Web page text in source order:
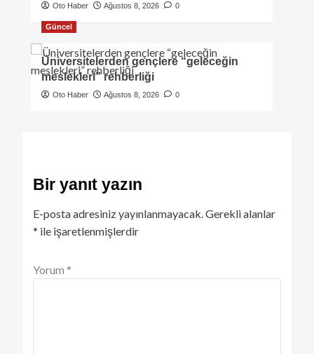
Oto Haber Ağustos 8, 2026 0
Güncel
Üniversitelerden gençlere “geleceğin
meslekleri” rehberliği
Oto Haber Ağustos 8, 2026 0
Bir yanıt yazın
E-posta adresiniz yayınlanmayacak.Gerekli alanlar
* ile işaretlenmişlerdir
Yorum *